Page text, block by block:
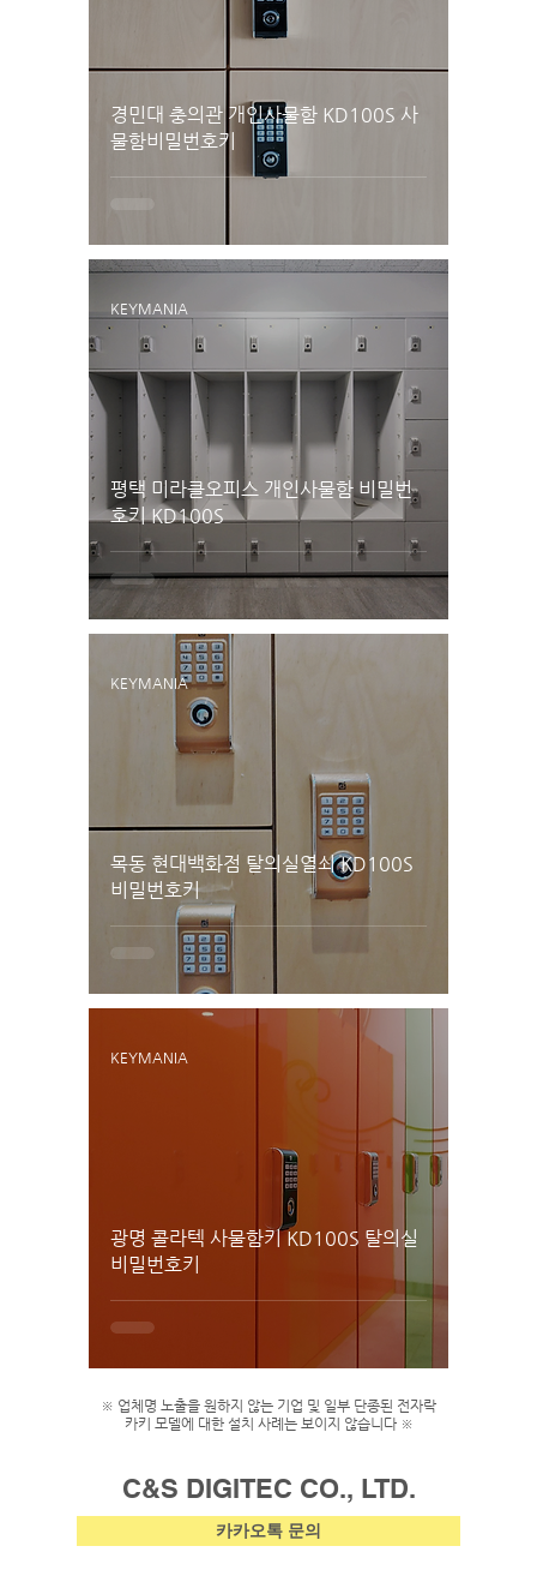
경민대 충의관 개인사물함 KD100S 사
물함비밀번호키
평택 미라클오피스 개인사물함 비밀번
호키 KD100S
KEYMANIA
목동 현대백화점 탈의실열쇠 KD100S
비밀번호키
KEYMANIA
광명 콜라텍 사물함키 KD100S 탈의실
비밀번호키
KEYMANIA
※ 업체명 노출을 원하지 않는 기업 및 일부 단종된 전자락
카키 모델에 대한 설치 사례는 보이지 않습니다 ※
C&S DIGITEC CO., LTD.
카카오톡 문의